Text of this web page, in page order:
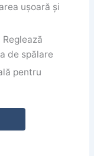
ușoară și
Reglează
de spălare
pentru